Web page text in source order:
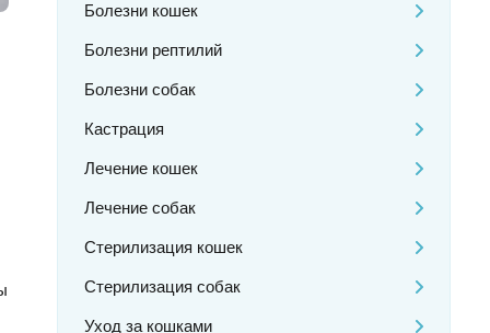
Болезни кошек
Болезни рептилий
Болезни собак
Кастрация
Лечение кошек
Лечение собак
Стерилизация кошек
Стерилизация собак
Уход за кошками